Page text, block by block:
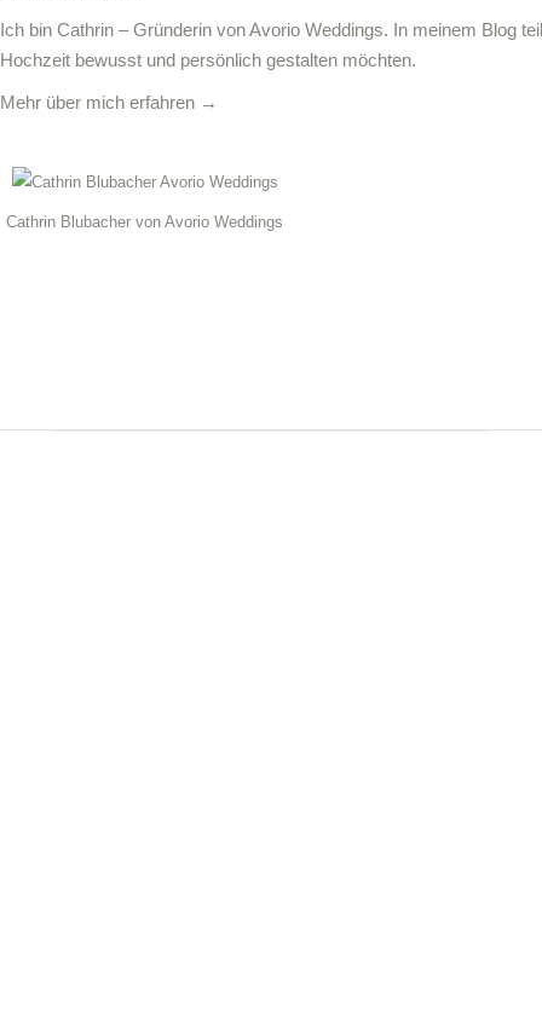
Ich bin Cathrin – Gründerin von Avorio Weddings. In meinem Blog
Hochzeit bewusst und persönlich gestalten möchten.
Mehr über mich erfahren →
Cathrin Blubacher von Avorio Weddings